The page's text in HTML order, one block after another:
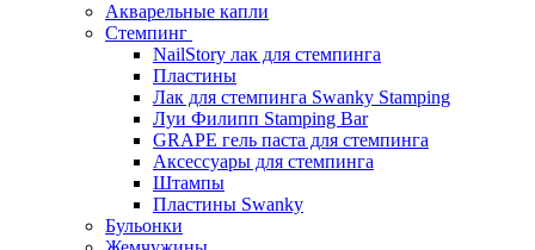
Акварельные капли
Стемпинг
NailStory лак для стемпинга
Пластины
Лак для стемпинга Swanky Stamping
Луи Филипп Stamping Bar
GRAPE гель паста для стемпинга
Аксессуары для стемпинга
Штампы
Пластины Swanky
Бульонки